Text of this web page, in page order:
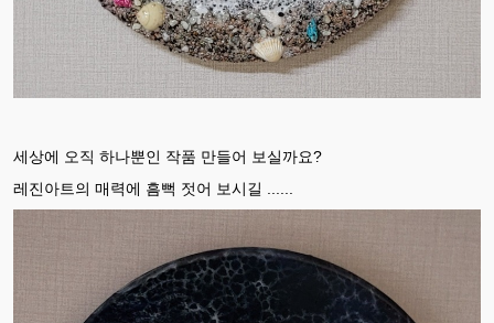
세상에 오직 하나뿐인 작품 만들어 보실까요?
레진아트의 매력에 흠뻑 젓어 보시길 ......